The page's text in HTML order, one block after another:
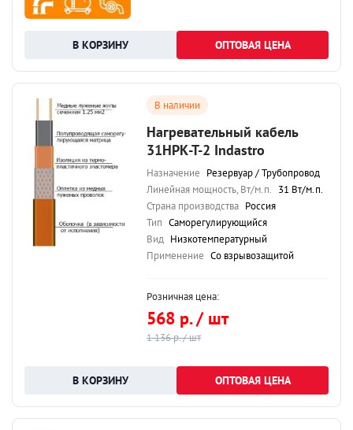
ОПТОВАЯ ЦЕНА
В наличии
Нагревательный кабель
31НРК-Т-2 Indastro
Назначение Резервуар / Трубопровод
Линейная мощность, Вт/м.п. 31 Вт/м.п.
Страна производства Россия
Тип Саморегулирующийся
Вид Низкотемпературный
Применение Со взрывозащитой
Розничная цена:
568 р. / шт
1 136 р. / шт
ОПТОВАЯ ЦЕНА